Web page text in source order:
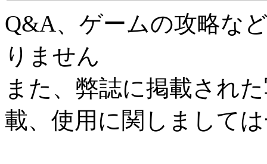
Q&A、ゲームの攻略な
りません
また、弊誌に掲載され
載、使用に関しまして